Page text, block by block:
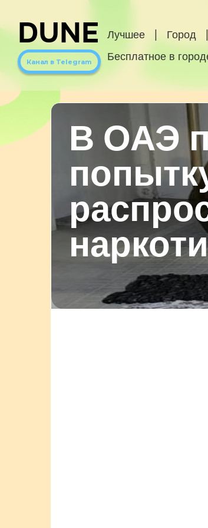
DUNE
Канал в Telegram
Лучшее Город
Бесплатное в
В ОАЭ